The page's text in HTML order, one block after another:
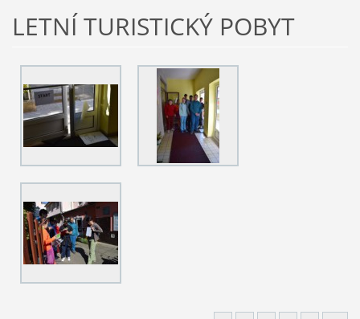
LETNÍ TURISTICKÝ POBYT